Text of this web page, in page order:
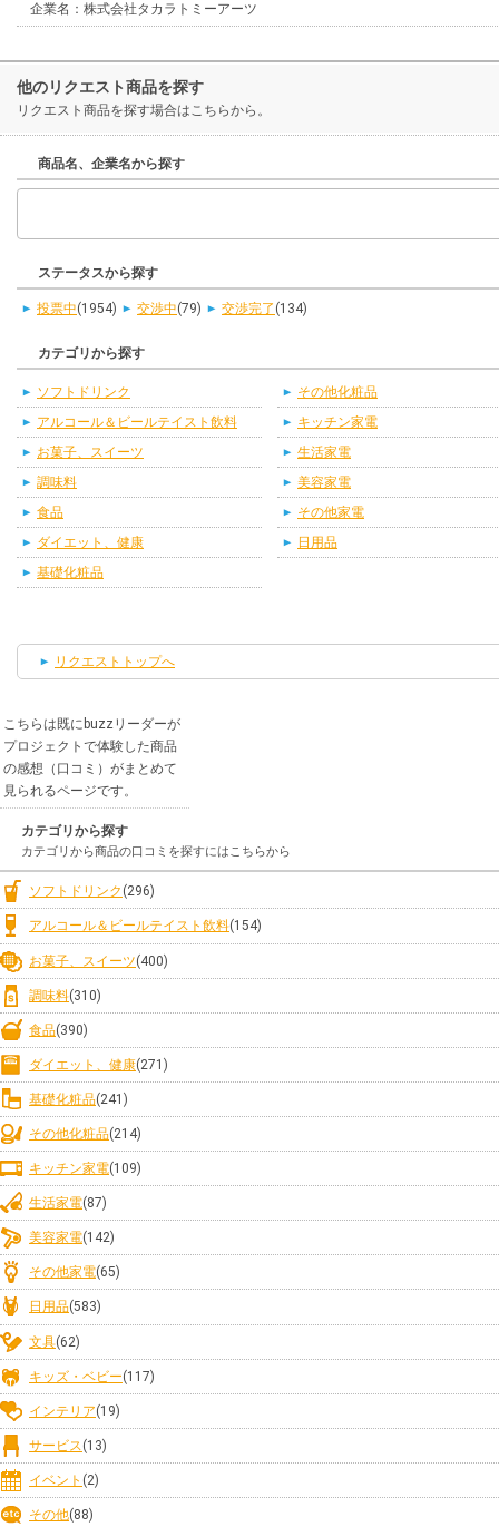
企業名：株式会社タカラトミーアーツ
他のリクエスト商品を探す
リクエスト商品を探す場合はこちらから。
商品名、企業名から探す
ステータスから探す
投票中(1954) 交渉中(79) 交渉完了 (134)
カテゴリから探す
ソフトドリンク
アルコール＆ビールテイスト飲料
お菓子、スイーツ
調味料
食品
ダイエット、健康
基礎化粧品
その他化粧品
キッチン家電
生活家電
美容家電
その他家電
日用品
リクエストトップへ
こちらは既にbuzzリーダーが
プロジェクトで体験した商品
の感想（口コミ）がまとめて
見られるページです。
カテゴリから探す
カテゴリから商品の口コミを探すにはこちらから
ソフトドリンク (296)
アルコール＆ビールテイスト飲料(154)
お菓子、スイーツ(400)
調味料(310)
食品(390)
ダイエット、健康(271)
基礎化粧品(241)
その他化粧品(214)
キッチン家電(109)
生活家電(87)
美容家電(142)
その他家電(65)
日用品(583)
文具(62)
キッズ・ベビー(117)
インテリア(19)
サービス(13)
イベント (2)
その他(88)